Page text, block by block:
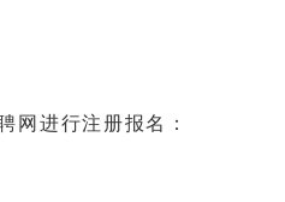
网进行注册报名：